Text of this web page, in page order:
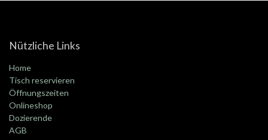
Nützliche Links
Home
Tisch reservieren
Öffnungszeiten
Onlineshop
Dozierende
AGB